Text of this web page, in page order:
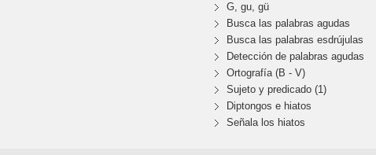
G, gu, gü
Busca las palabras agudas
Busca las palabras esdrújulas
Detección de palabras agudas
Ortografía (B - V)
Sujeto y predicado (1)
Diptongos e hiatos
Señala los hiatos